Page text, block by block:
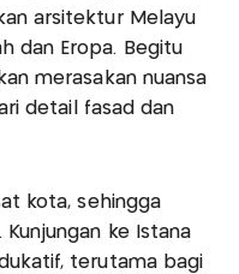
arsitektur Melayu
dan Eropa. Begitu
merasakan nuansa
detail fasad dan
kota, sehingga
ke Istana
terutama bagi